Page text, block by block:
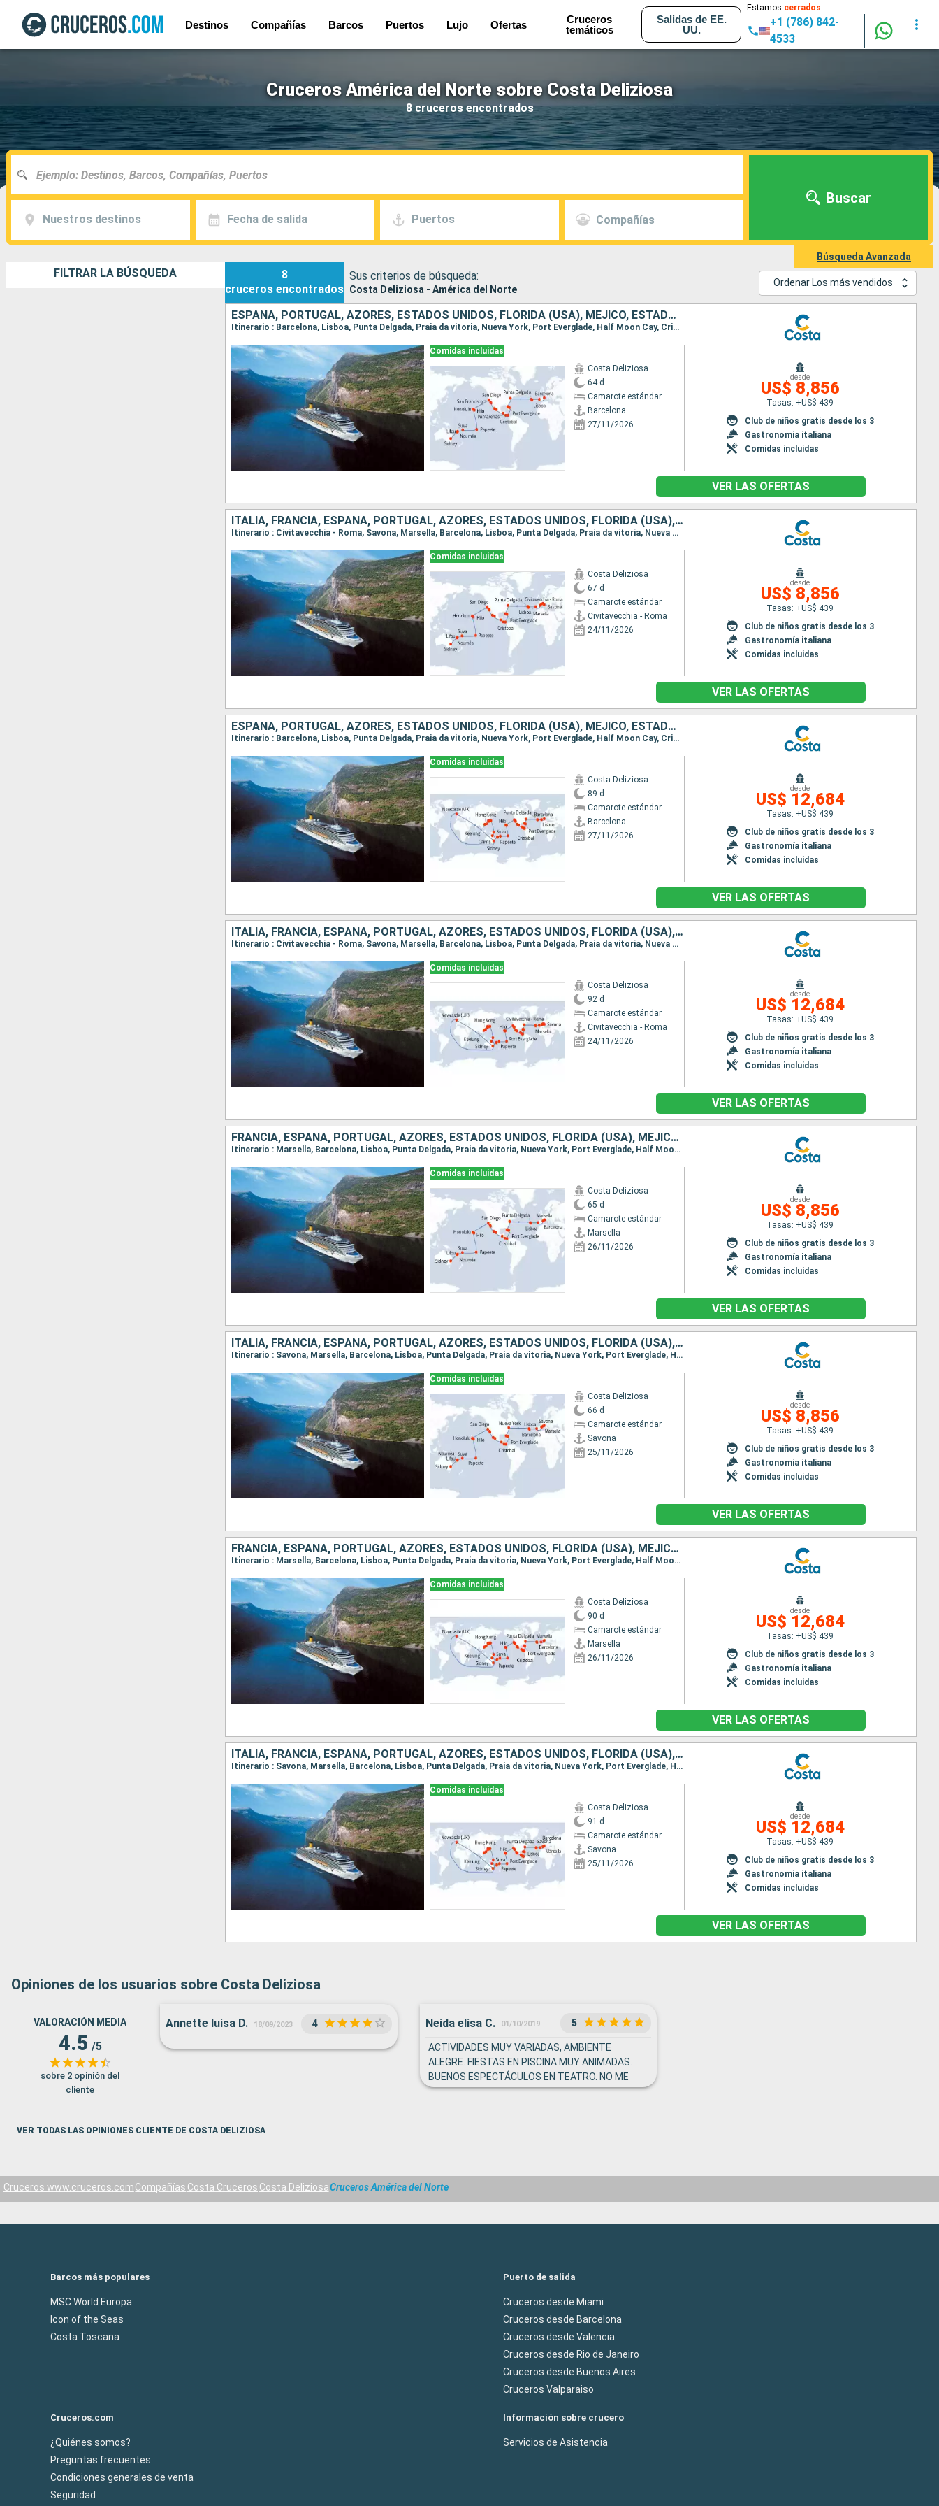
Destinos Compañías Barcos Puertos Lujo Ofertas
Cruceros
temáticos
Salidas de EE.
UU.
Estamos cerrados
+1 (786) 842-
4533
Cruceros América del Norte sobre Costa Deliziosa
8 cruceros encontrados
Nuestros destinos Fecha de salida Puertos Compañías
Buscar
Búsqueda Avanzada
FILTRAR LA BÚSQUEDA
8
cruceros encontrados
Sus criterios de búsqueda:
Costa Deliziosa - América del Norte
Ordenar Los más vendidos
ESPAÑA, PORTUGAL, AZORES, ESTADOS UNIDOS, FLORIDA (USA), MÉJICO, ESTADOS UNITOS, HAWÁI, POLINESIA, FIJI, AUSTRALIA
Itinerario : Barcelona, Lisboa, Punta Delgada, Praia da vitoria, Nueva York, Port Everglade, Half Moon Cay, Cristobal, Puntarenas, Puerto Quetzal, Puerto Vallarta, Cabo san Lucas, San Diego, Los Angeles, San Francisco, Honolulu, Hilo, Papeete, Suva, Lifou, Nouméa, Sidney
Comidas incluidas
Costa Deliziosa
64 d
Camarote estándar
Barcelona
27/11/2026
desde
US$ 8,856
Tasas: +US$ 439
Club de niños gratis desde los 3
Gastronomía italiana
Comidas incluidas
VER LAS OFERTAS
ITALIA, FRANCIA, ESPAÑA, PORTUGAL, AZORES, ESTADOS UNIDOS, FLORIDA (USA), MÉJICO, ESTADOS UNITOS, HAWÁI, POLINESIA, FIJI, AUSTRALIA
Itinerario : Civitavecchia - Roma, Savona, Marsella, Barcelona, Lisboa, Punta Delgada, Praia da vitoria, Nueva York, Port Everglade, Half Moon Cay, Cristobal, Puntarenas, Puerto Quetzal, Puerto Vallarta, Cabo san Lucas, San Diego, Los Angeles, San Francisco, Honolulu, Hilo, Papeete, Suva, Lifou, Nouméa, Sidney
Comidas incluidas
Costa Deliziosa
67 d
Camarote estándar
Civitavecchia - Roma
24/11/2026
desde
US$ 8,856
Tasas: +US$ 439
Club de niños gratis desde los 3
Gastronomía italiana
Comidas incluidas
VER LAS OFERTAS
ESPAÑA, PORTUGAL, AZORES, ESTADOS UNIDOS, FLORIDA (USA), MÉJICO, ESTADOS UNITOS, HAWÁI, POLINESIA, FIJI, AUSTRALIA, JAPÓN, COREA DEL SUR, TAIWÁN, CHINA
Itinerario : Barcelona, Lisboa, Punta Delgada, Praia da vitoria, Nueva York, Port Everglade, Half Moon Cay, Cristobal, Puntarenas, Puerto Quetzal, Puerto Vallarta, Cabo san Lucas, San Diego, Los Angeles, San Francisco, Honolulu, Hilo, Papeete, Suva, Lifou, Nouméa, Sidney, Newcastle (UK), Cairns, Rabaul, Tokyo, Kobe, Nagasaki, Pusan, Keelung, Hong Kong
Comidas incluidas
Costa Deliziosa
89 d
Camarote estándar
Barcelona
27/11/2026
desde
US$ 12,684
Tasas: +US$ 439
Club de niños gratis desde los 3
Gastronomía italiana
Comidas incluidas
VER LAS OFERTAS
ITALIA, FRANCIA, ESPAÑA, PORTUGAL, AZORES, ESTADOS UNIDOS, FLORIDA (USA), MÉJICO, ESTADOS UNITOS, HAWÁI, POLINESIA, FIJI, AUSTRALIA, JAPÓN, COREA DEL SUR
Itinerario : Civitavecchia - Roma, Savona, Marsella, Barcelona, Lisboa, Punta Delgada, Praia da vitoria, Nueva York, Port Everglade, Half Moon Cay, Cristobal, Puntarenas, Puerto Quetzal, Puerto Vallarta, Cabo san Lucas, San Diego, Los Angeles, San Francisco, Honolulu, Hilo, Papeete, Suva, Lifou, Nouméa, Sidney, Newcastle (UK), Cairns, Rabaul, Tokyo, Kobe, Nagasaki, Pusan, Keelung, Hong Kong
Comidas incluidas
Costa Deliziosa
92 d
Camarote estándar
Civitavecchia - Roma
24/11/2026
desde
US$ 12,684
Tasas: +US$ 439
Club de niños gratis desde los 3
Gastronomía italiana
Comidas incluidas
VER LAS OFERTAS
FRANCIA, ESPAÑA, PORTUGAL, AZORES, ESTADOS UNIDOS, FLORIDA (USA), MÉJICO, ESTADOS UNITOS, HAWÁI, POLINESIA, FIJI, AUSTRALIA
Itinerario : Marsella, Barcelona, Lisboa, Punta Delgada, Praia da vitoria, Nueva York, Port Everglade, Half Moon Cay, Cristobal, Puntarenas, Puerto Quetzal, Puerto Vallarta, Cabo san Lucas, San Diego, Los Angeles, San Francisco, Honolulu, Hilo, Papeete, Suva, Lifou, Nouméa, Sidney
Comidas incluidas
Costa Deliziosa
65 d
Camarote estándar
Marsella
26/11/2026
desde
US$ 8,856
Tasas: +US$ 439
Club de niños gratis desde los 3
Gastronomía italiana
Comidas incluidas
VER LAS OFERTAS
ITALIA, FRANCIA, ESPAÑA, PORTUGAL, AZORES, ESTADOS UNIDOS, FLORIDA (USA), MÉJICO, ESTADOS UNITOS, HAWÁI, POLINESIA, FIJI, AUSTRALIA
Itinerario : Savona, Marsella, Barcelona, Lisboa, Punta Delgada, Praia da vitoria, Nueva York, Port Everglade, Half Moon Cay, Cristobal, Puntarenas, Puerto Quetzal, Puerto Vallarta, Cabo san Lucas, San Diego, Los Angeles, San Francisco, Honolulu, Hilo, Papeete, Suva, Lifou, Nouméa, Sidney
Comidas incluidas
Costa Deliziosa
66 d
Camarote estándar
Savona
25/11/2026
desde
US$ 8,856
Tasas: +US$ 439
Club de niños gratis desde los 3
Gastronomía italiana
Comidas incluidas
VER LAS OFERTAS
FRANCIA, ESPAÑA, PORTUGAL, AZORES, ESTADOS UNIDOS, FLORIDA (USA), MÉJICO, ESTADOS UNITOS, HAWÁI, POLINESIA, FIJI, AUSTRALIA, JAPÓN, COREA DEL SUR, TAIWÁN
Itinerario : Marsella, Barcelona, Lisboa, Punta Delgada, Praia da vitoria, Nueva York, Port Everglade, Half Moon Cay, Cristobal, Puntarenas, Puerto Quetzal, Puerto Vallarta, Cabo san Lucas, San Diego, Los Angeles, San Francisco, Honolulu, Hilo, Papeete, Suva, Lifou, Nouméa, Sidney, Newcastle (UK), Cairns, Rabaul, Tokyo, Kobe, Nagasaki, Pusan, Keelung, Hong Kong
Comidas incluidas
Costa Deliziosa
90 d
Camarote estándar
Marsella
26/11/2026
desde
US$ 12,684
Tasas: +US$ 439
Club de niños gratis desde los 3
Gastronomía italiana
Comidas incluidas
VER LAS OFERTAS
ITALIA, FRANCIA, ESPAÑA, PORTUGAL, AZORES, ESTADOS UNIDOS, FLORIDA (USA), MÉJICO, ESTADOS UNITOS, HAWÁI, POLINESIA, FIJI, AUSTRALIA, JAPÓN, COREA DEL SUR
Itinerario : Savona, Marsella, Barcelona, Lisboa, Punta Delgada, Praia da vitoria, Nueva York, Port Everglade, Half Moon Cay, Cristobal, Puntarenas, Puerto Quetzal, Puerto Vallarta, Cabo san Lucas, San Diego, Los Angeles, San Francisco, Honolulu, Hilo, Papeete, Suva, Lifou, Nouméa, Sidney, Newcastle (UK), Cairns, Rabaul, Tokyo, Kobe, Nagasaki, Pusan, Keelung, Hong Kong
Comidas incluidas
Costa Deliziosa
91 d
Camarote estándar
Savona
25/11/2026
desde
US$ 12,684
Tasas: +US$ 439
Club de niños gratis desde los 3
Gastronomía italiana
Comidas incluidas
VER LAS OFERTAS
Opiniones de los usuarios sobre Costa Deliziosa
VALORACIÓN MEDIA
4.5 /5
sobre 2 opinión del
cliente
Annette luisa D. 18/09/2023 4 Neida elisa C. 01/10/2019 5
ACTIVIDADES MUY VARIADAS, AMBIENTE
ALEGRE. FIESTAS EN PISCINA MUY ANIMADAS.
BUENOS ESPECTÁCULOS EN TEATRO. NO ME
GUSTO QUE NO PUDIERON PARAR EN MYKONOS
VER TODAS LAS OPINIONES CLIENTE DE COSTA DELIZIOSA
Cruceros www.cruceros.comCompañías Costa Cruceros Costa DeliziosaCruceros América del Norte
Barcos más populares
MSC World Europa
Icon of the Seas
Costa Toscana
Puerto de salida
Cruceros desde Miami
Cruceros desde Barcelona
Cruceros desde Valencia
Cruceros desde Rio de Janeiro
Cruceros desde Buenos Aires
Cruceros Valparaiso
Cruceros.com
¿Quiénes somos?
Preguntas frecuentes
Condiciones generales de venta
Seguridad
Información sobre crucero
Servicios de Asistencia